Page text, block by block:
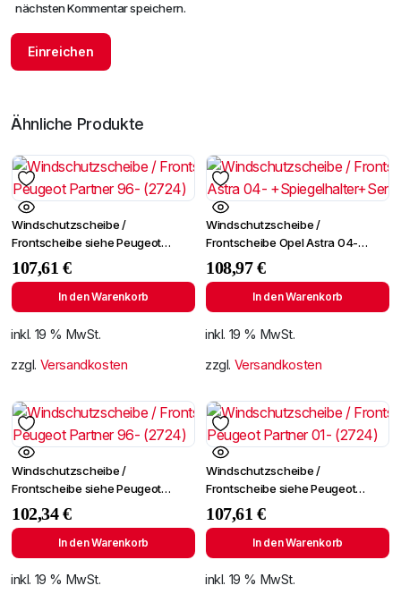
nächsten Kommentar speichern.
Ähnliche Produkte
Windschutzscheibe /
Frontscheibe siehe Peugeot
Partner 96- (2724)
107,61€
In den Warenkorb
inkl. 19 % MwSt.
zzgl. Versandkosten
Windschutzscheibe /
Frontscheibe Opel Astra 04-
+Spiegelhalter+Sensor
108,97€
In den Warenkorb
inkl. 19 % MwSt.
zzgl. Versandkosten
Windschutzscheibe /
Frontscheibe siehe Peugeot
Partner 96- (2724)
102,34€
In den Warenkorb
inkl. 19 % MwSt.
Windschutzscheibe /
Frontscheibe siehe Peugeot
Partner 01- (2724)
107,61€
In den Warenkorb
inkl. 19 % MwSt.